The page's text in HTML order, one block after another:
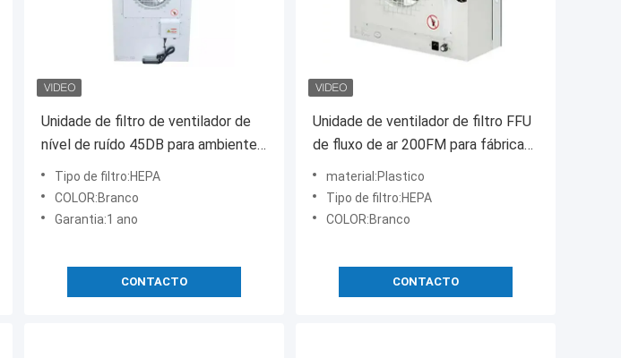
Unidade de filtro de ventilador de
nível de ruído 45DB para ambientes
industriais
Tipo de filtro:HEPA
COLOR:Branco
Garantia:1 ano
CONTACTO
Unidade de ventilador de filtro FFU
de fluxo de ar 200FM para fábrica
de cogumelos
material:Plastico
Tipo de filtro:HEPA
COLOR:Branco
CONTACTO